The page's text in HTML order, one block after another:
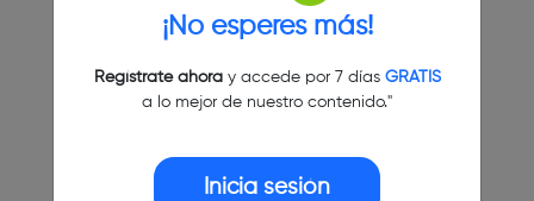
¡No esperes más!
Regístrate ahoray accede por 7 días GRATIS
a lo mejor de nuestro contenido."
Inicia sesión